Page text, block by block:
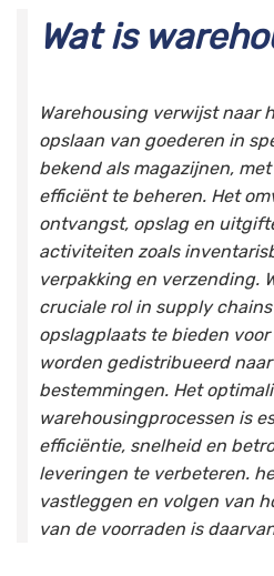
Wat is
Warehousing verwijst naar
opslaan van goederen in
bekend als magazijnen,
efficiënt te beheren. Het
ontvangst, opslag en
activiteiten zoals
verpakking en verzending.
cruciale rol in supply
opslagplaats te bieden
worden gedistribueerd
bestemmingen. Het
warehousingprocessen is
efficiëntie, snelheid en
leveringen te verbeteren.
vastleggen en volgen van
van de voorraden is